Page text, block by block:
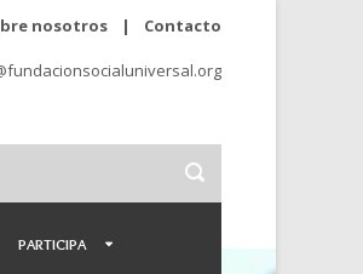
nosotros | Contacto
PARTICIPA